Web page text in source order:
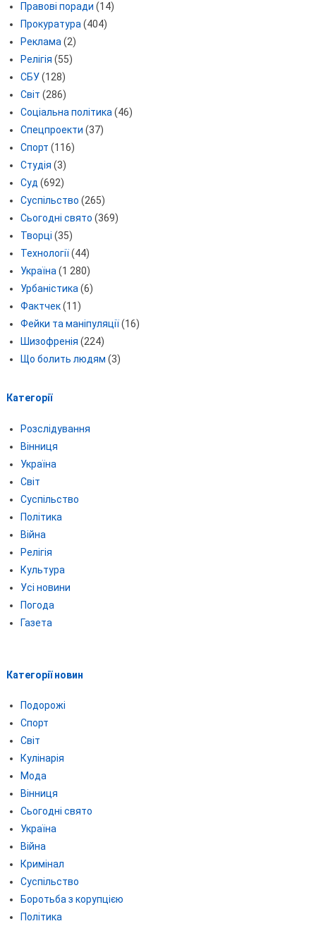
Правові поради (14)
Прокуратура(404)
Реклама(2)
Релігія (55)
СБУ(128)
Світ (286)
Соціальна політика(46)
Спецпроекти (37)
Спорт (116)
Студія (3)
Суд (692)
Суспільство (265)
Сьогодні свято (369)
Творці (35)
Технології(44)
Україна(1 280)
Урбаністика(6)
Фактчек(11)
Фейки та маніпуляції(16)
Шизофренія (224)
Що болить людям (3)
Категорії
Розслідування
Вінниця
Україна
Світ
Суспільство
Політика
Війна
Релігія
Культура
Усі новини
Погода
Газета
Категорії новин
Подорожі
Спорт
Світ
Кулінарія
Мода
Вінниця
Сьогодні свято
Україна
Війна
Кримінал
Суспільство
Боротьба з корупцією
Політика